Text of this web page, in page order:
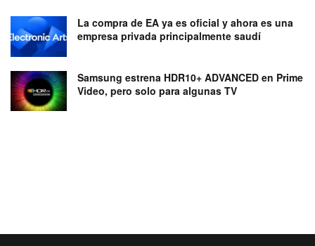
La compra de EA ya es oficial y ahora es una
empresa privada principalmente saudí
Samsung estrena HDR10+ ADVANCED en Prime
Video, pero solo para algunas TV